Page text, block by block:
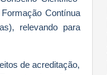
Contínua
relevando para
de acreditação,